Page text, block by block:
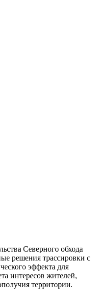
Северного обхода
решения трассировки с
эффекта для
интересов жителей,
территории.